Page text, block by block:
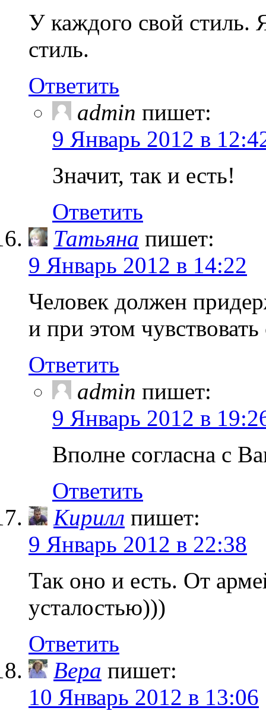
У каждого свой стиль.
стиль.
Ответить
admin пишет:
9 Январь 2012 в
Значит, так и есть!
Ответить
Татьяна пишет:
9 Январь 2012 в 14:22
Человек должен
и при этом
Ответить
admin пишет:
9 Январь 2012 в
Вполне согласна с
Ответить
Кирилл пишет:
9 Январь 2012 в 22:38
Так оно и есть. От
усталостью)))
Ответить
Вера пишет:
10 Январь 2012 в 13:06